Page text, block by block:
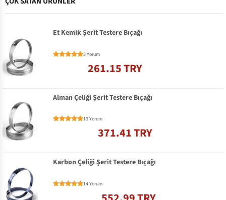
Et Kemik Şerit Testere Bıçağı
3 Yorum
261.15 TRY
Alman Çeliği Şerit Testere Bıçağı
13 Yorum
371.41 TRY
Karbon Çeliği Şerit Testere Bıçağı
14 Yorum